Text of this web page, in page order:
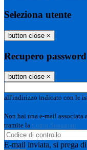
Seleziona utente
button close ×
Recupero password
button close ×
all'indirizzo indicato con le
Non hai una e-mail associata
tramite la Login Spaggiari
E-mail inviata, si prega